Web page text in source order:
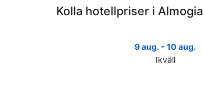
Kolla hotellpriser i Almogia
9 aug. - 10 aug.
Ikväll